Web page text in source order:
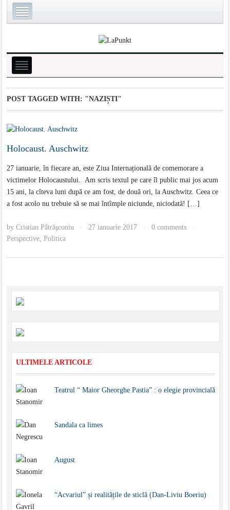
POST TAGGED WITH: "NAZIȘTI"
Holocaust. Auschwitz
27 ianuarie, în fiecare an, este Ziua Internațională de comemorare a
victimelor Holocaustului. Am scris textul pe care îl public mai jos acum
15 ani, la cîteva luni după ce am fost, de două ori, la Auschwitz. Ceea ce
a fost acolo nu trebuie să se mai întîmple niciunde, niciodată! […]
byCristian Pătrăşconiu · 27 ianuarie 2017 · 0 comments ·
Perspective,Politica
ULTIMELE ARTICOLE
Teatrul “ Maior Gheorghe Pastia” : o elegie provincială
Sandala ca limes
August
“Acvariul” și realitățile de sticlă (Dan-Liviu Boeriu)